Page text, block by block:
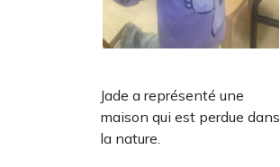
Jade a représenté une
maison qui est perdue dans
la nature.